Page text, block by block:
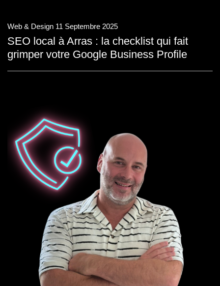
Web & Design 11 Septembre 2025
SEO local à Arras : la checklist qui fait
grimper votre Google Business Profile